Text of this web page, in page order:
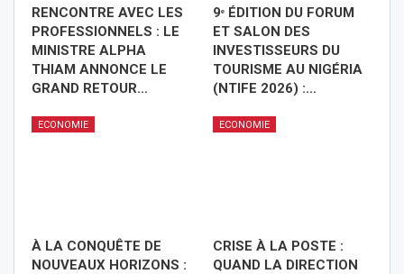
RENCONTRE AVEC LES
PROFESSIONNELS : LE
MINISTRE ALPHA
THIAM ANNONCE LE
GRAND RETOUR…
9ᵉ ÉDITION DU FORUM
ET SALON DES
INVESTISSEURS DU
TOURISME AU NIGÉRIA
(NTIFE 2026) :…
ECONOMIE
À LA CONQUÊTE DE
NOUVEAUX HORIZONS :
ECONOMIE
CRISE À LA POSTE :
QUAND LA DIRECTION